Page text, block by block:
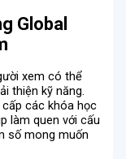
Global
xem có thể
thiện kỹ năng.
các khóa học
làm quen với cấu
số mong muốn